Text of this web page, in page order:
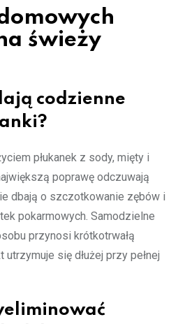
świeży
codzienne
płukanek z sody, mięty i
poprawę odczuwają
dbają o szczotkowanie zębów i
pokarmowych. Samodzielne
przynosi krótkotrwałą
się dłużej przy pełnej